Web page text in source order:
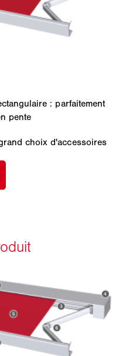
: parfaitement
pente
choix d'accessoires